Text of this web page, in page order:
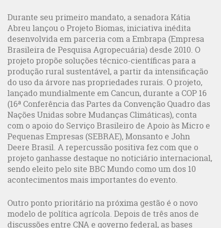
Durante seu primeiro mandato, a senadora Kátia
Abreu lançou o Projeto Biomas, iniciativa inédita
desenvolvida em parceria com a Embrapa (Empresa
Brasileira de Pesquisa Agropecuária) desde 2010. O
projeto propõe soluções técnico-científicas para a
produção rural sustentável, a partir da intensificação
do uso da árvore nas propriedades rurais. O projeto,
lançado mundialmente em Cancun, durante a COP 16
(16ª Conferência das Partes da Convenção Quadro das
Nações Unidas sobre Mudanças Climáticas), conta
com o apoio do Serviço Brasileiro de Apoio às Micro e
Pequenas Empresas (SEBRAE), Monsanto e John
Deere Brasil. A repercussão positiva fez com que o
projeto ganhasse destaque no noticiário internacional,
sendo eleito pelo site BBC Mundo como um dos 10
acontecimentos mais importantes do evento.
Outro ponto prioritário na próxima gestão é o novo
modelo de política agrícola. Depois de três anos de
discussões entre CNA e governo federal, as bases